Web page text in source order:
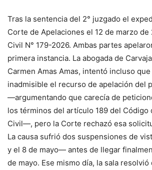
Tras la sentencia del 2° juzgado el
Corte de Apelaciones el 12 de marzo de
Civil N° 179-2026. Ambas partes
primera instancia. La abogada de
Carmen Amas Amas, intentó incluso
inadmisible el recurso de apelación del
—argumentando que carecía de
los términos del artículo 189 del Código
Civil—, pero la Corte rechazó esa
La causa sufrió dos suspensiones de
y el 8 de mayo— antes de llegar
de mayo. Ese mismo día, la sala